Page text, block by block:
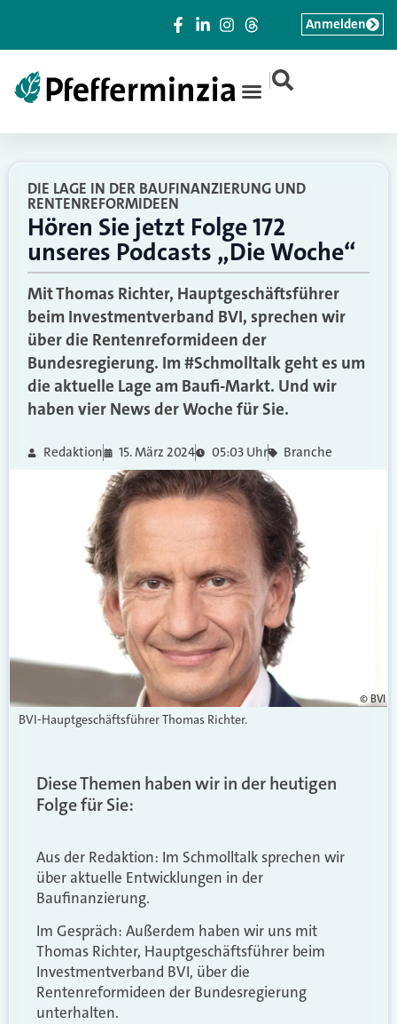
|
Anmelden
DIE LAGE IN DER BAUFINANZIERUNG UND
RENTENREFORMIDEEN
Hören Sie jetzt Folge 172
unseres Podcasts „Die Woche“
Mit Thomas Richter, Hauptgeschäftsführer
beim Investmentverband BVI, sprechen wir
über die Rentenreformideen der
Bundesregierung. Im #Schmolltalk geht es um
die aktuelle Lage am Baufi-Markt. Und wir
haben vier News der Woche für Sie.
Redaktion 15. März 2024 05:03 Uhr Branche
© BVI
BVI-Hauptgeschäftsführer Thomas Richter.
Diese Themen haben wir in der heutigen
Folge für Sie:
Aus der Redaktion: Im Schmolltalk sprechen wir
über aktuelle Entwicklungen in der
Baufinanzierung.
Im Gespräch: Außerdem haben wir uns mit
Thomas Richter, Hauptgeschäftsführer beim
Investmentverband BVI, über die
Rentenreformideen der Bundesregierung
unterhalten.